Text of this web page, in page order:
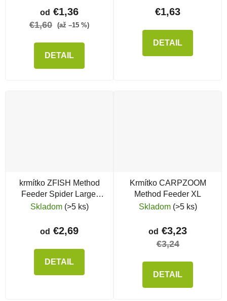
od €1,36
€1,60 (až –15 %)
DETAIL
€1,63
DETAIL
krmítko ZFISH Method
Feeder Spider Large,
70g
Skladom (>5 ks)
od €2,69
DETAIL
Krmítko CARPZOOM
Method Feeder XL
Skladom (>5 ks)
od €3,23
€3,24
DETAIL